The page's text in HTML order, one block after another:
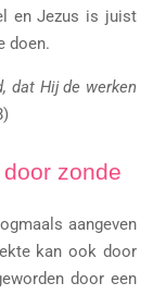
en Jezus is juist
doen.
dat Hij de werken
zonde
aangeven
kan ook door
door een